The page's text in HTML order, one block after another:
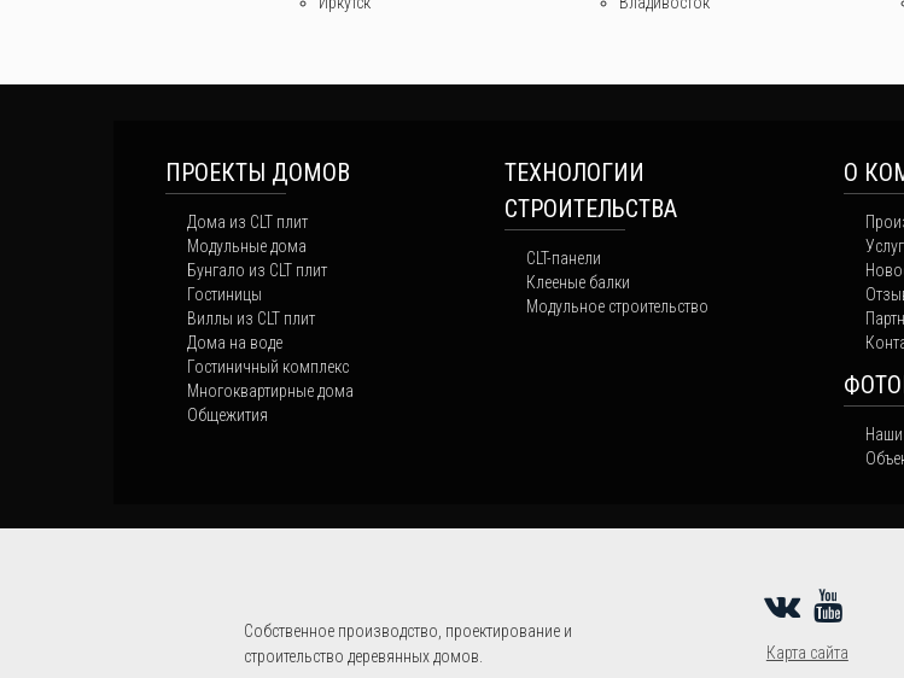
ПРОЕКТЫ ДОМОВ
Дома из CLT плит
Модульные дома
Бунгало из CLT плит
Гостиницы
Виллы из CLT плит
Дома на воде
Гостиничный комплекс
Многоквартирные дома
Общежития
ТЕХНОЛОГИИ
СТРОИТЕЛЬСТВА
CLT-панели
Клееные балки
Модульное строительство
О
Наши
Собственное производство, проектирование и
строительство деревянных домов.
Карта сайта